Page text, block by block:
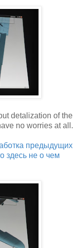
detalization of the
no worries at all.
предыдущих
здесь не о чем